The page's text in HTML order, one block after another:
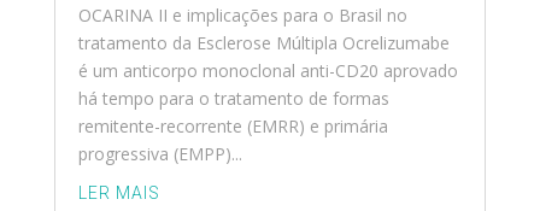
OCARINA II e implicações para o Brasil no
tratamento da Esclerose Múltipla Ocrelizumabe
é um anticorpo monoclonal anti-CD20 aprovado
há tempo para o tratamento de formas
remitente-recorrente (EMRR) e primária
progressiva (EMPP)...
LER MAIS